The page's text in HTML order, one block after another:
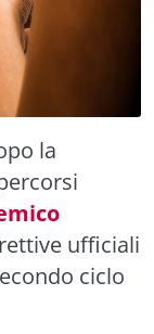
la
ufficiali
ciclo